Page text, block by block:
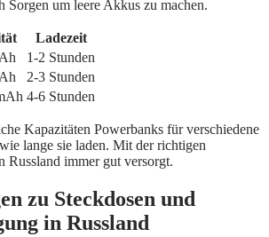
Sorgen um leere Akkus zu machen.
Ladezeit
1-2 Stunden
2-3 Stunden
4-6 Stunden
Kapazitäten Powerbanks für verschiedene
lange sie laden. Mit der richtigen
Russland immer gut versorgt.
zu Steckdosen und
in Russland